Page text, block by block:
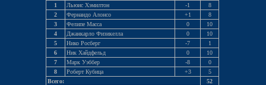
1
Льюис Хэмилтон -1
8
2
Фернандо Алонсо +1
8
3
Фелипе Масса 0
10
4
Джанкарло Физикелла 0
10
5
Нико Росберг -7
1
6
Ник Хайдфельд 0
10
7
Марк Уэббер -8
0
8
Роберт Кубица +3
5
Всего:
52